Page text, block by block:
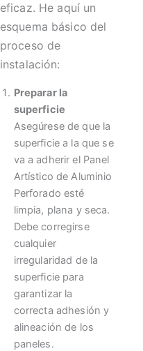
eficaz. He aquí un
esquema básico del
proceso de
instalación:
Preparar la
superficie
Asegúrese de que la
superficie a la que se
va a adherir el Panel
Artístico de Aluminio
Perforado esté
limpia, plana y seca.
Debe corregirse
cualquier
irregularidad de la
superficie para
garantizar la
correcta adhesión y
alineación de los
paneles.